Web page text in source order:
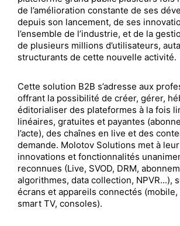
de l’amélioration constante de ses
depuis son lancement, de ses
l’ensemble de l’industrie, et de la
de plusieurs millions d’utilisateurs,
structurants de cette nouvelle activité.
Cette solution B2B s’adresse aux
offrant la possibilité de créer, gérer,
éditorialiser des plateformes à la fois
linéaires, gratuites et payantes
l’acte), des chaînes en live et des
demande. Molotov Solutions met à
innovations et fonctionnalités
reconnues (Live, SVOD, DRM,
algorithmes, data collection, NPVR...),
écrans et appareils connectés (mobile,
smart TV, consoles).